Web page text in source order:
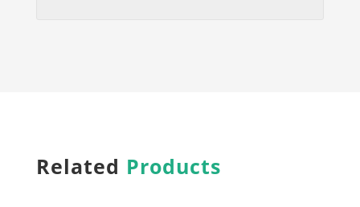
Related Products